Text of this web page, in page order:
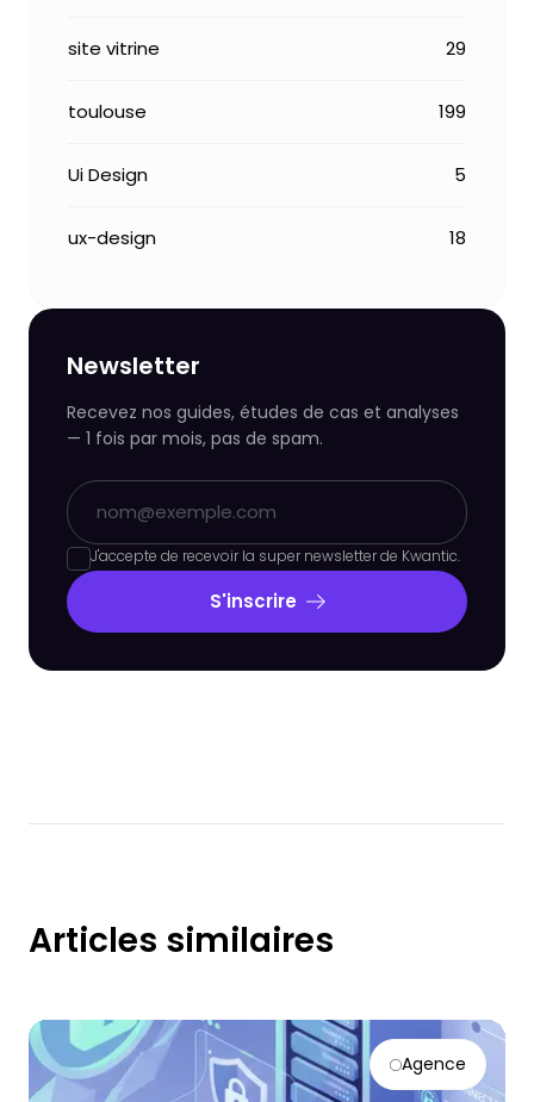
site vitrine 29
toulouse 199
Ui Design 5
ux-design 18
Newsletter
Recevez nos guides, études de cas et analyses
— 1 fois par mois, pas de spam.
J'accepte de recevoir la super newsletter de Kwantic.
S'inscrire
Articles similaires
Agence